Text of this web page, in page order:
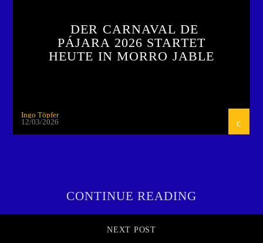
DER CARNAVAL DE
PÁJARA 2026 STARTET
HEUTE IN MORRO JABLE
Ingo Töpfer
12/03/2026
CONTINUE READING
NEXT POST